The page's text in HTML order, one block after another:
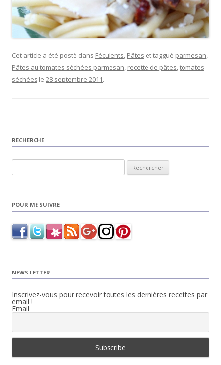
Cet article a été posté dans Féculents, Pâtes et taggué parmesan,
Pâtes au tomates séchées parmesan, recette de pâtes,tomates
séchées le 28 septembre 2011.
RECHERCHE
POUR ME SUIVRE
NEWS LETTER
Inscrivez-vous pour recevoir toutes les dernières recettes par
email !
Email